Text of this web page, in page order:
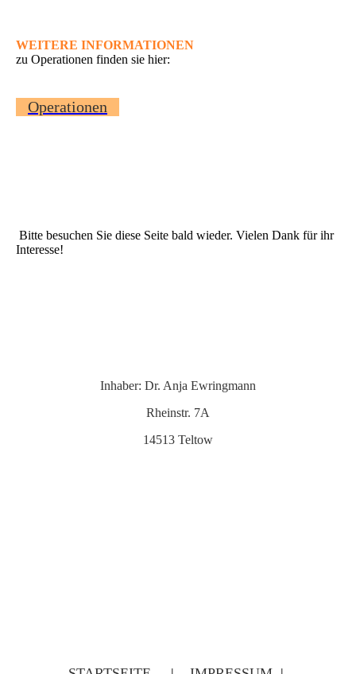
WEITERE INFORMATIONEN
zu Operationen finden sie hier:
Operationen
Bitte besuchen Sie diese Seite bald wieder. Vielen Dank für ihr
Interesse!
Inhaber: Dr. Anja Ewringmann
Rheinstr. 7A
14513 Teltow